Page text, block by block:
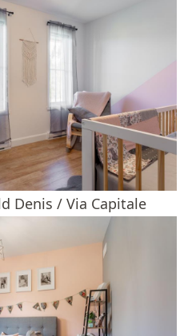
Denis / Via Capitale